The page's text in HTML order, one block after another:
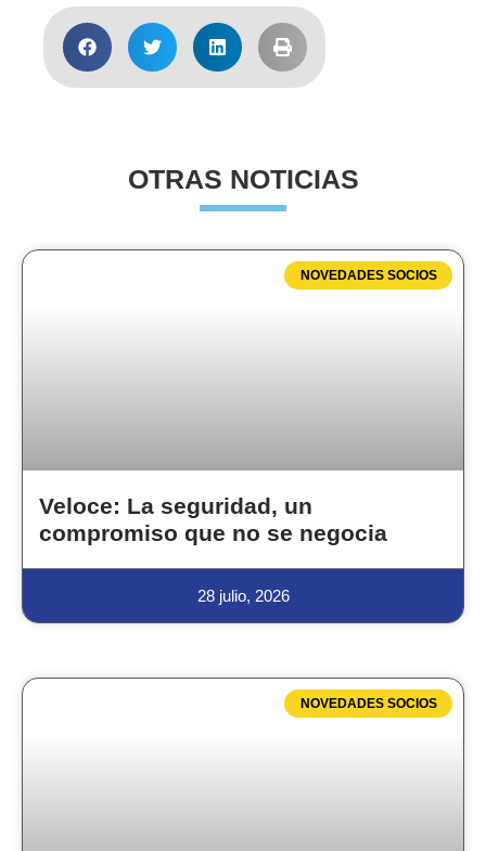
OTRAS NOTICIAS
NOVEDADES SOCIOS
Veloce: La seguridad, un
compromiso que no se negocia
28 julio, 2026
NOVEDADES SOCIOS